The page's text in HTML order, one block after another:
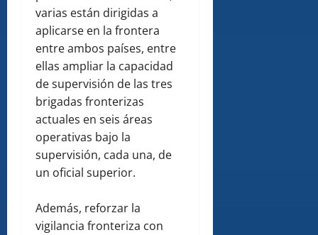
varias están dirigidas a
aplicarse en la frontera
entre ambos países, entre
ellas ampliar la capacidad
de supervisión de las tres
brigadas fronterizas
actuales en seis áreas
operativas bajo la
supervisión, cada una, de
un oficial superior.
Además, reforzar la
vigilancia fronteriza con